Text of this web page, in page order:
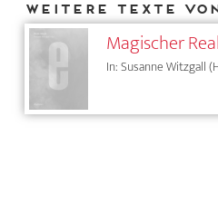
Weitere Texte von
Magischer
In: Susanne Witzgall